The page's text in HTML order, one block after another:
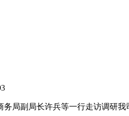
局副局长许兵等一行走访调研我